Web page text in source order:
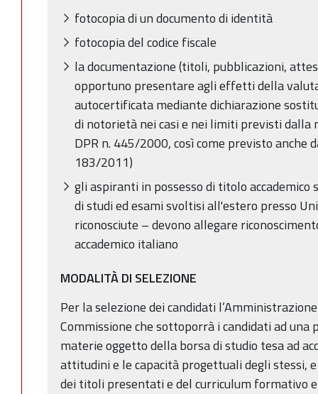
fotocopia di un documento di identità
fotocopia del codice fiscale
la documentazione (titoli, pubblicazioni,
opportuno presentare agli effetti della
autocertificata mediante dichiarazione
di notorietà nei casi e nei limiti previsti
DPR n. 445/2000, così come previsto anche
183/2011)
gli aspiranti in possesso di titolo
di studi ed esami svoltisi all'estero presso
riconosciute – devono allegare
accademico italiano
MODALITÀ DI SELEZIONE
Per la selezione dei candidati
Commissione che sottoporrà i candidati ad una
materie oggetto della borsa di studio tesa ad
attitudini e le capacità progettuali degli stessi,
dei titoli presentati e del curriculum formativo